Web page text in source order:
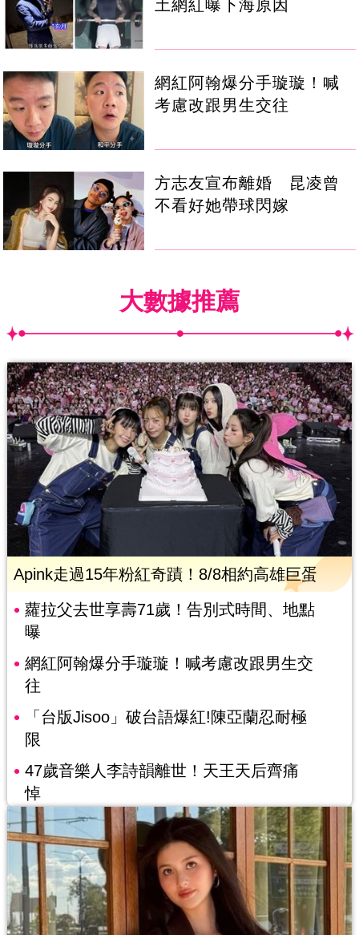
土網紅曝下海原因
網紅阿翰爆分手璇璇！喊
考慮改跟男生交往
方志友宣布離婚 昆凌曾
不看好她帶球閃嫁
大數據推薦
Apink走過15年粉紅奇蹟！8/8相約高雄巨蛋
蘿拉父去世享壽71歲！告別式時間、地點
曝
網紅阿翰爆分手璇璇！喊考慮改跟男生交
往
「台版Jisoo」破台語爆紅!陳亞蘭忍耐極
限
47歲音樂人李詩韻離世！天王天后齊痛
悼